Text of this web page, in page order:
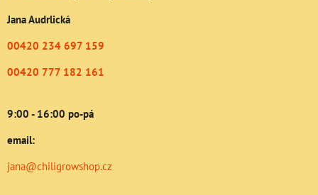
Jana Audrlická
00420 234 697 159
00420 777 182 161
9:00 - 16:00 po-pá
email:
jana@chiligrowshop.cz